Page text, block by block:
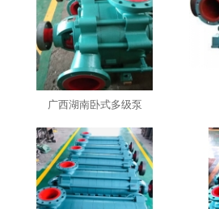
广西湖南卧式多级泵